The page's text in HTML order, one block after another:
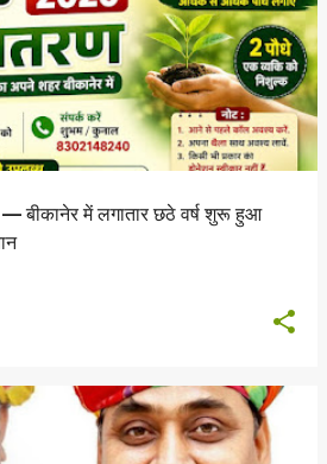
बीकानेर में लगातार छठे वर्ष शुरू हुआ